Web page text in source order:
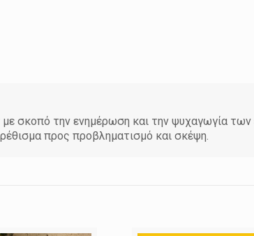
σκοπό την ενημέρωση και την ψυχαγωγία
προς προβληματισμό και σκέψη.